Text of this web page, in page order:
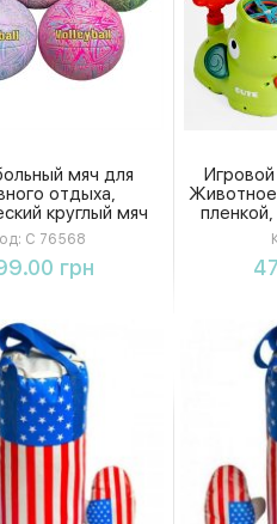
мяч для
отдыха,
круглый мяч
5 ярких
дизайна.
С 76568
грн
Купить